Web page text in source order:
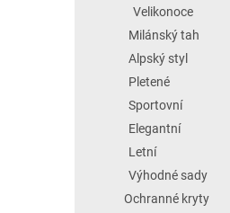
Velikonoce
Milánský tah
Alpský styl
Pletené
Sportovní
Elegantní
Letní
Výhodné sady
Ochranné kryty